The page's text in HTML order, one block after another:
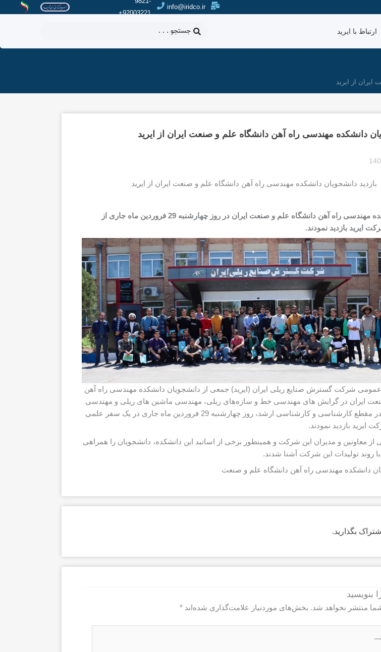
info@iridco.ir
92003221+
ارتباط با ایرید
جستجو
از ایرید
دانشکده مهندسی راه آهن دانشگاه علم و صنعت ایران از ایرید
دانشجویان دانشکده مهندسی راه آهن دانشگاه علم و صنعت ایران در روز چهارشنبه 29 فروردین ماه جاری از
ایرید بازدید نمودند.
شرکت گسترش صنایع ریلی ایران (ایرید) جمعی از دانشجویان دانشکده مهندسی راه آهن
ایران در گرایش های مهندسی خط و سازه‌های ریلی، مهندسی ماشین های ریلی و مهندسی
حمل و نقل ریلی در مقطع کارشناسی و کارشناسی ارشد، روز چهارشنبه 29 فروردین ماه جاری در یک سفر علمی
ایرید بازدید نمودند.
از معاونین و مدیران این شرکت و همینطور برخی از اساتید این دانشکده، دانشجویان را همراهی
روند تولیدات این شرکت آشنا شدند.
بگذارید.
بنویسید
منتشر نخواهد شد. بخش‌های موردنیاز علامت‌گذاری شده‌اند *